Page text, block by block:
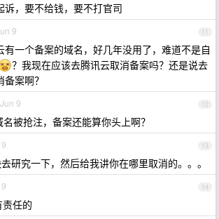
诉，要不给钱，要不打官司
11
9
有一个备案的域名，好几年没用了，难道不是自
？我现在应该去腾讯云取消备案吗？还是说去
案啊？
12
Jun 9
被抢注，备案还能算你头上啊？
13
研究一下，然后给我讲你在哪里取消的。。。
14
责任的